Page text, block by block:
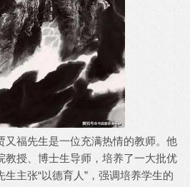
又福先生是一位充满热情的教师。他
教授、博士生导师，培养了一大批优
主张“以德育人”，强调培养学生的